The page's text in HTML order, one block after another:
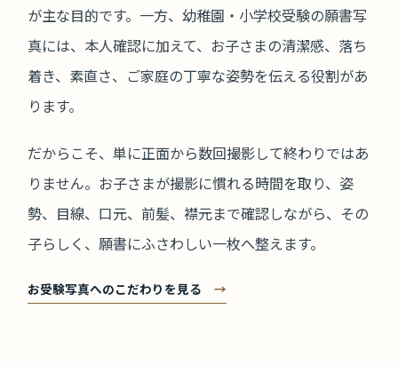
が主な目的です。一方、幼稚園・小学校受験の願書写
真には、本人確認に加えて、お子さまの清潔感、落ち
着き、素直さ、ご家庭の丁寧な姿勢を伝える役割があ
ります。
だからこそ、単に正面から数回撮影して終わりではあ
りません。お子さまが撮影に慣れる時間を取り、姿
勢、目線、口元、前髪、襟元まで確認しながら、その
子らしく、願書にふさわしい一枚へ整えます。
お受験写真へのこだわりを見る →